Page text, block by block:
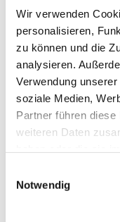
Wir verwenden
personalisieren,
zu können und die
analysieren.
Verwendung
soziale Medien,
Partner führen
weiteren Daten
Notwendig
Le "pattumiere"
La nostra
tecnologia.